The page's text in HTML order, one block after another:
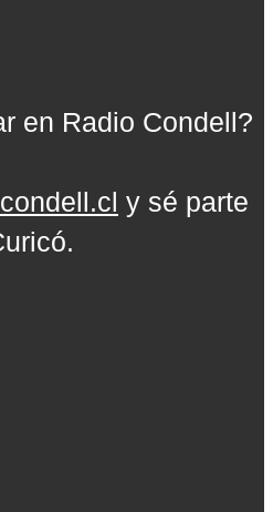
en Radio Condell?
y sé parte